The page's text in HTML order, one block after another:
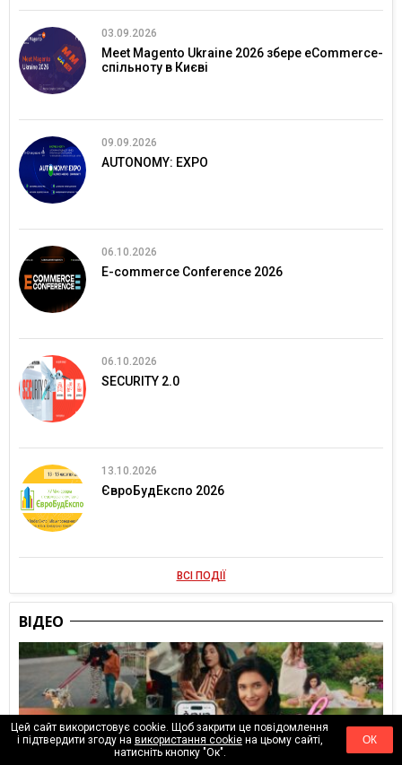
03.09.2026
Meet Magento Ukraine 2026 збере eCommerce-
спільноту в Києві
09.09.2026
AUTONOMY: EXPO
06.10.2026
E-commerce Conference 2026
06.10.2026
SECURITY 2.0
13.10.2026
ЄвроБудЕкспо 2026
ВСІ ПОДІЇ
ВІДЕО
Цей сайт використовує cookie. Щоб закрити це повідомлення
і підтвердити згоду на використання cookieна цьому сайті,
натисніть кнопку "Ок".
ОК